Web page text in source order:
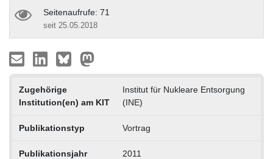
Seitenaufrufe: 71
seit 25.05.2018
Zugehörige
Institution(en) am KIT
Institut für Nukleare Entsorgung
(INE)
Publikationstyp Vortrag
Publikationsjahr 2011